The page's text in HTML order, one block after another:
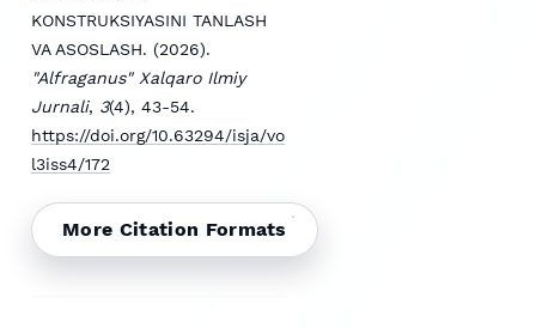
KONSTRUKSIYASINI TANLASH
VA ASOSLASH. (2026).
"Alfraganus" Xalqaro Ilmiy
Jurnali, 3(4), 43-54.
https://doi.org/10.63294/isja/vo
l3iss4/172
More Citation Formats